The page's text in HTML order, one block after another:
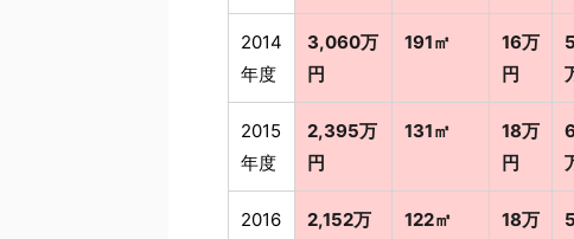
2014
年度
3,060万
円
191㎡
16万
円
2015
年度
2,395万
円
131㎡
18万
円
2016
2,152万
122㎡
18万